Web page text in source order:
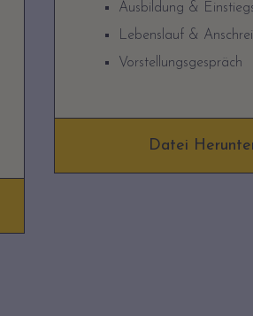
Ausbildung &
Lebenslauf &
Vorstellungsgespräch
Datei